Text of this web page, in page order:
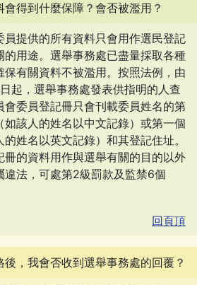
得到什麼保障？會否被濫用？
員提供的所有資料只會用作選民登記
的用途。選舉事務處已盡量採取各種
保有關資料不被濫用。按照法例，由
起，選舉事務處發表供指明的人查
會委員登記冊只會刊載委員姓名的第
如該人的姓名以中文記錄）或第一個
姓名以英文記錄）和其登記住址。
冊的資料用作與選舉有關的目的以外
違法，可處第2級罰款及監禁6個
回頁頂
，我會否收到選舉事務處的回覆？